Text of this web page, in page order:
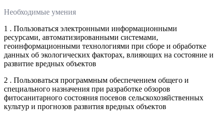
Необходимые умения
1 . Пользоваться электронными информационными
ресурсами, автоматизированными системами,
геоинформационными технологиями при сборе и обработке
данных об экологических факторах, влияющих на состояние и
развитие вредных объектов
2 . Пользоваться программным обеспечением общего и
специального назначения при разработке обзоров
фитосанитарного состояния посевов сельскохозяйственных
культур и прогнозов развития вредных объектов